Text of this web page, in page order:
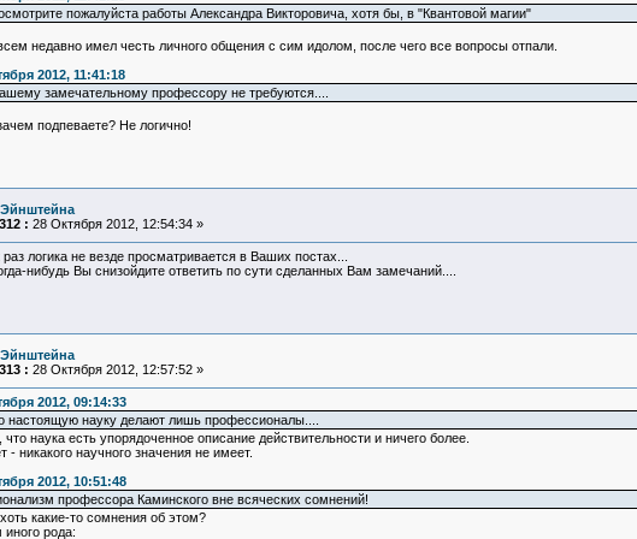
пожалуйста работы Александра Викторовича, хотя бы, в "Квантовой магии"
недавно имел честь личного общения с сим идолом, после чего все вопросы отпали.
2012, 11:41:18
замечательному профессору не требуются....
подпеваете? Не логично!
: 28 Октября 2012, 12:54:34 »
логика не везде просматривается в Ваших постах...
нибудь Вы снизойдите ответить по сути сделанных Вам замечаний....
: 28 Октября 2012, 12:57:52 »
2012, 09:14:33
настоящую науку делают лишь профессионалы....
наука есть упорядоченное описание действительности и ничего более.
- никакого научного значения не имеет.
2012, 10:51:48
профессора Каминского вне всяческих сомнений!
какие-то сомнения об этом?
рода: